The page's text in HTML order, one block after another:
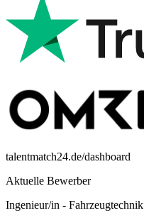
talentmatch24.de/dashboard
Aktuelle Bewerber
Ingenieur/in - Fahrzeugtechnik